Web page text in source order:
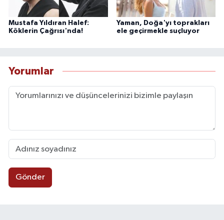
Mustafa Yıldıran Halef:
Köklerin Çağrısı'nda!
Yaman, Doğa'yı toprakları
ele geçirmekle suçluyor
Yorumlar
Gönder